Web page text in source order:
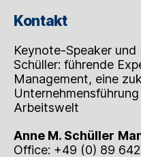
Kontakt
Keynote-Speaker
Schüller: führende
Management, eine
Arbeitswelt
Anne M. Schüller
Office: +49 (0) 89